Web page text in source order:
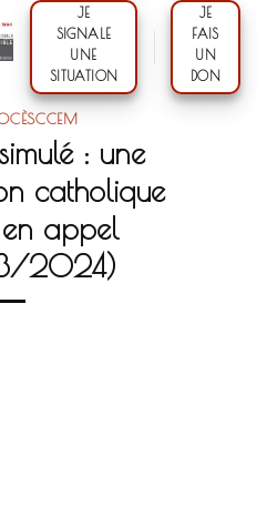
JE
SIGNALE
UNE
SITUATION
JE
FAIS
UN
DON
: une
catholique
appel
2024)